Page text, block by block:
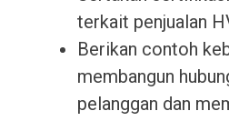
terkait penjualan
Berikan contoh
membangun
pelanggan dan